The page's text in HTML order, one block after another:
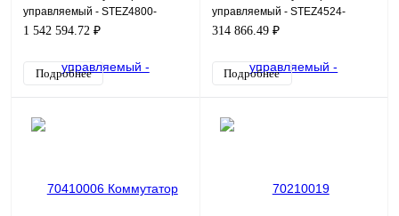
управляемый - STEZ4800-
24GSFP-4G-L2
1 542 594.72 ₽
Подробнее
управляемый - STEZ4524-
4GSFP
314 866.49 ₽
Подробнее